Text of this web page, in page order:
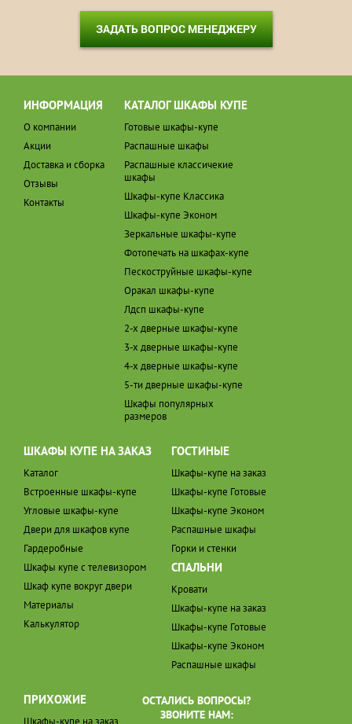
ЗАДАТЬ ВОПРОС МЕНЕДЖЕРУ
ИНФОРМАЦИЯ
О компании
Акции
Доставка и сборка
Отзывы
Контакты
КАТАЛОГ ШКАФЫ КУПЕ
Готовые шкафы-купе
Распашные шкафы
Распашные классичекие
шкафы
Шкафы-купе Классика
Шкафы-купе Эконом
Зеркальные шкафы-купе
Фотопечать на шкафах-купе
Пескоструйные шкафы-купе
Оракал шкафы-купе
Лдсп шкафы-купе
2-х дверные шкафы-купе
3-х дверные шкафы-купе
4-х дверные шкафы-купе
5-ти дверные шкафы-купе
Шкафы популярных
размеров
ШКАФЫ КУПЕ НА ЗАКАЗ
Каталог
Встроенные шкафы-купе
Угловые шкафы-купе
Двери для шкафов купе
Гардеробные
Шкафы купе с телевизором
Шкаф купе вокруг двери
Материалы
Калькулятор
ГОСТИНЫЕ
Шкафы-купе на заказ
Шкафы-купе Готовые
Шкафы-купе Эконом
Распашные шкафы
Горки и стенки
СПАЛЬНИ
Кровати
Шкафы-купе на заказ
Шкафы-купе Готовые
Шкафы-купе Эконом
Распашные шкафы
ПРИХОЖИЕ
Шкафы-купе на заказ
ОСТАЛИСЬ ВОПРОСЫ?
ЗВОНИТЕ НАМ: